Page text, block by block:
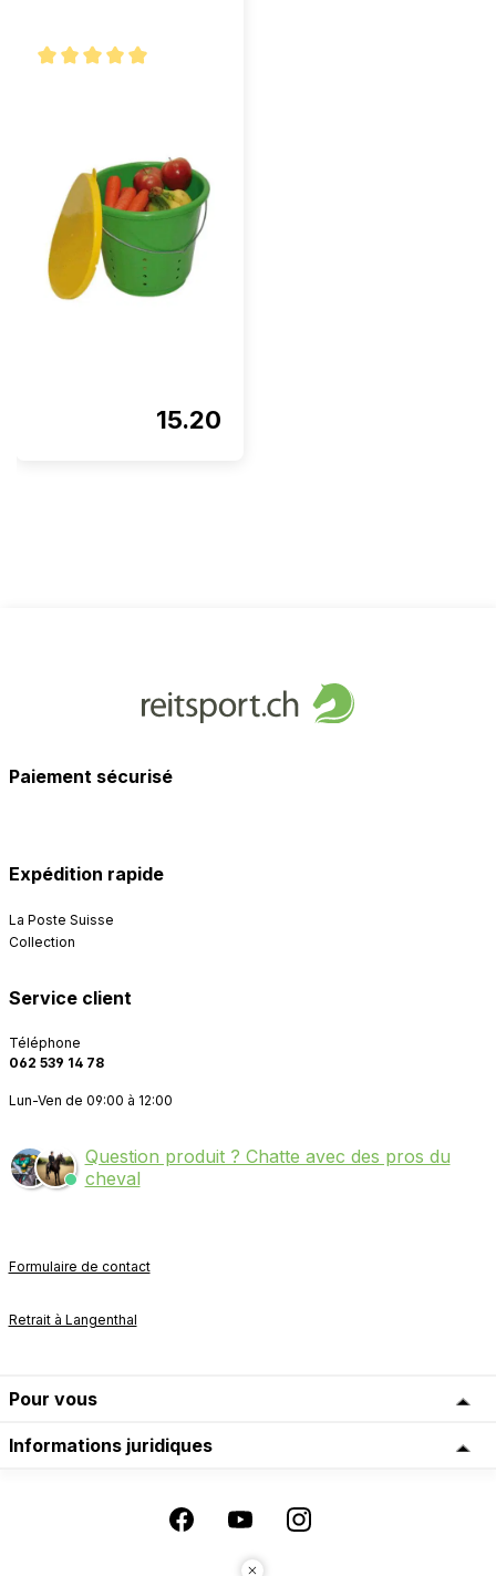
15.20
Paiement sécurisé
Expédition rapide
La Poste Suisse
Collection
Service client
Téléphone
062 539 14 78
Lun-Ven de 09:00 à 12:00
Question produit ? Chatte avec des pros du
cheval
Formulaire de contact
Retrait à Langenthal
Pour vous
Informations juridiques